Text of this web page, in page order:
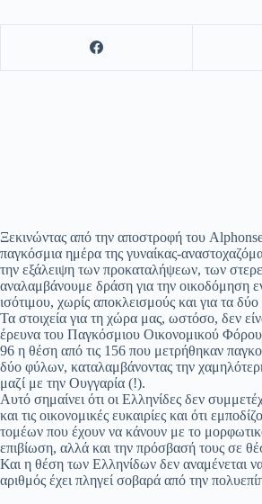
Ξεκινώντας από την αποστροφή του
παγκόσμια ημέρα της γυναίκας-
την εξάλειψη των προκαταλήψεων, των
αναλαμβάνουμε δράση για την οικοδόμηση
ισότιμου, χωρίς αποκλεισμούς και για τα
Τα στοιχεία για τη χώρα μας, ωστόσο, δεν
έρευνα του Παγκόσμιου Οικονομικού
96 η θέση από τις 156 που μετρήθηκαν
δύο φύλων, καταλαμβάνοντας την
μαζί με την Ουγγαρία (!).
Αυτό σημαίνει ότι οι Ελληνίδες δεν
και τις οικονομικές ευκαιρίες και ότι
τομέων που έχουν να κάνουν με το
επιβίωση, αλλά και την πρόσβασή τους σε
Και η θέση των Ελληνίδων δεν αναμένεται
αριθμός έχει πληγεί σοβαρά από την